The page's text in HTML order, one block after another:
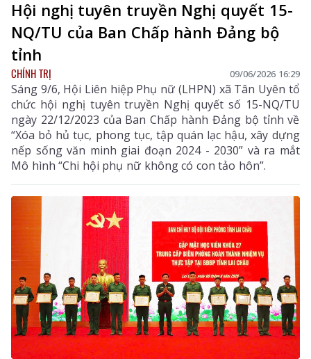
Hội nghị tuyên truyền Nghị quyết 15-
NQ/TU của Ban Chấp hành Đảng bộ
tỉnh
CHÍNH TRỊ 09/06/2026 16:29
Sáng 9/6, Hội Liên hiệp Phụ nữ (LHPN) xã Tân Uyên tổ
chức hội nghị tuyên truyền Nghị quyết số 15-NQ/TU
ngày 22/12/2023 của Ban Chấp hành Đảng bộ tỉnh về
“Xóa bỏ hủ tục, phong tục, tập quán lạc hậu, xây dựng
nếp sống văn minh giai đoạn 2024 - 2030” và ra mắt
Mô hình “Chi hội phụ nữ không có con tảo hôn”.